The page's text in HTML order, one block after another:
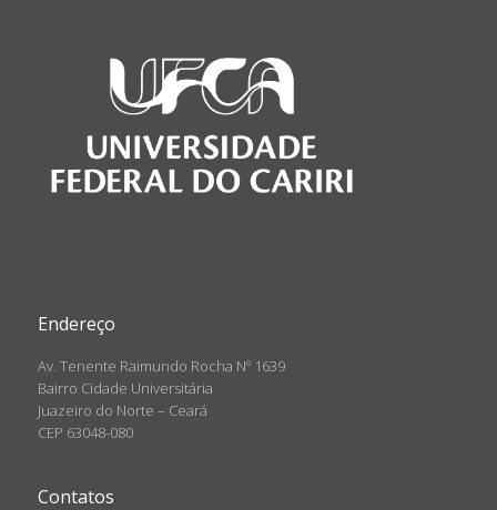
Endereço
Av. Tenente Raimundo Rocha Nº 1639
Bairro Cidade Universitária
Juazeiro do Norte – Ceará
CEP 63048-080
Contatos